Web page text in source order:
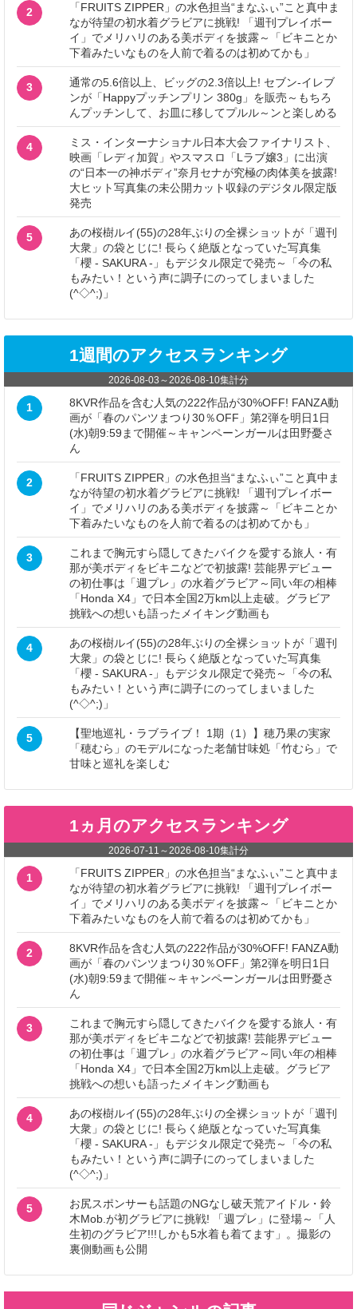
2
「FRUITS ZIPPER」の水色担当“まなふぃ”こと真中ま
なが待望の初水着グラビアに挑戦! 「週刊プレイボー
イ」でメリハリのある美ボディを披露～「ビキニとか
下着みたいなものを人前で着るのは初めてかも」
3
通常の5.6倍以上、ビッグの2.3倍以上! セブン‐イレブ
ンが「Happyプッチンプリン 380g」を販売～もちろ
んプッチンして、お皿に移してプルル～ンと楽しめる
4
ミス・インターナショナル日本大会ファイナリスト、
映画「レディ加賀」やスマスロ「Lラブ嬢3」に出演
の“日本一の神ボディ”奈月セナが究極の肉体美を披露!
大ヒット写真集の未公開カット収録のデジタル限定版
発売
5
あの桜樹ルイ(55)の28年ぶりの全裸ショットが「週刊
大衆」の袋とじに! 長らく絶版となっていた写真集
「櫻 - SAKURA -」もデジタル限定で発売～「今の私
もみたい！という声に調子にのってしまいました
(^◇^;)」
1週間のアクセスランキング
2026-08-03 ～2026-08-10集計分
1
8KVR作品を含む人気の222作品が30%OFF! FANZA動
画が「春のパンツまつり30％OFF」第2弾を明日1日
(水)朝9:59まで開催～キャンペーンガールは田野憂さ
ん
2
「FRUITS ZIPPER」の水色担当“まなふぃ”こと真中ま
なが待望の初水着グラビアに挑戦! 「週刊プレイボー
イ」でメリハリのある美ボディを披露～「ビキニとか
下着みたいなものを人前で着るのは初めてかも」
3
これまで胸元すら隠してきたバイクを愛する旅人・有
那が美ボディをビキニなどで初披露! 芸能界デビュー
の初仕事は「週プレ」の水着グラビア～同い年の相棒
「Honda X4」で日本全国2万km以上走破。グラビア
挑戦への想いも語ったメイキング動画も
4
あの桜樹ルイ(55)の28年ぶりの全裸ショットが「週刊
大衆」の袋とじに! 長らく絶版となっていた写真集
「櫻 - SAKURA -」もデジタル限定で発売～「今の私
もみたい！という声に調子にのってしまいました
(^◇^;)」
5
【聖地巡礼・ラブライブ！ 1期（1）】穂乃果の実家
「穂むら」のモデルになった老舗甘味処「竹むら」で
甘味と巡礼を楽しむ
1ヵ月のアクセスランキング
2026-07-11 ～2026-08-10集計分
1
「FRUITS ZIPPER」の水色担当“まなふぃ”こと真中ま
なが待望の初水着グラビアに挑戦! 「週刊プレイボー
イ」でメリハリのある美ボディを披露～「ビキニとか
下着みたいなものを人前で着るのは初めてかも」
2
8KVR作品を含む人気の222作品が30%OFF! FANZA動
画が「春のパンツまつり30％OFF」第2弾を明日1日
(水)朝9:59まで開催～キャンペーンガールは田野憂さ
ん
3
これまで胸元すら隠してきたバイクを愛する旅人・有
那が美ボディをビキニなどで初披露! 芸能界デビュー
の初仕事は「週プレ」の水着グラビア～同い年の相棒
「Honda X4」で日本全国2万km以上走破。グラビア
挑戦への想いも語ったメイキング動画も
4
あの桜樹ルイ(55)の28年ぶりの全裸ショットが「週刊
大衆」の袋とじに! 長らく絶版となっていた写真集
「櫻 - SAKURA -」もデジタル限定で発売～「今の私
もみたい！という声に調子にのってしまいました
(^◇^;)」
5
お尻スポンサーも話題のNGなし破天荒アイドル・鈴
木Mob.が初グラビアに挑戦! 「週プレ」に登場～「人
生初のグラビア!!!しかも5水着も着てます」。撮影の
裏側動画も公開